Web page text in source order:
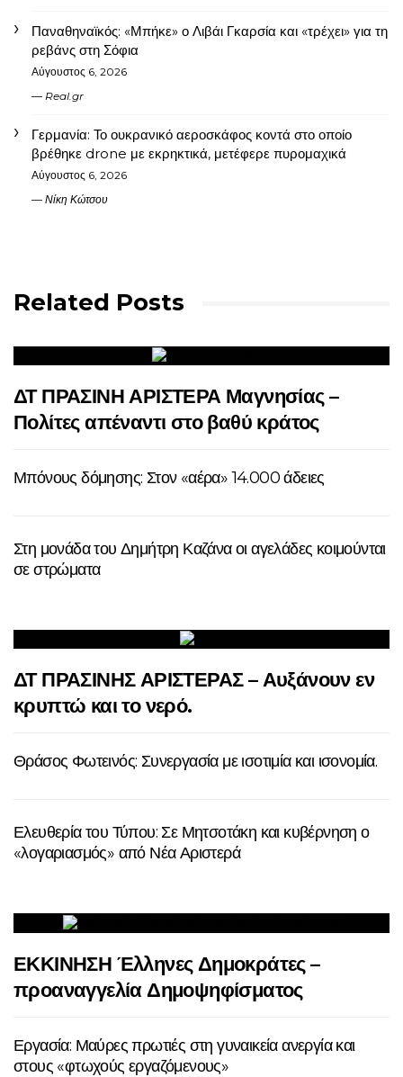
Παναθηναϊκός: «Μπήκε» ο Λιβάι Γκαρσία και «τρέχει» για τη
ρεβάνς στη Σόφια
Αύγουστος 6, 2026
Real.gr
Γερμανία: Το ουκρανικό αεροσκάφος κοντά στο οποίο
βρέθηκε drone με εκρηκτικά, μετέφερε πυρομαχικά
Αύγουστος 6, 2026
Νίκη Κώτσου
Related Posts
ΔΤ ΠΡΑΣΙΝΗ ΑΡΙΣΤΕΡΑ Μαγνησίας –
Πολίτες απέναντι στο βαθύ κράτος
Μπόνους δόμησης: Στον «αέρα» 14.000 άδειες
Στη μονάδα του Δημήτρη Καζάνα οι αγελάδες κοιμούνται
σε στρώματα
ΔΤ ΠΡΑΣΙΝΗΣ ΑΡΙΣΤΕΡΑΣ – Αυξάνουν εν
κρυπτώ και το νερό.
Θράσος Φωτεινός: Συνεργασία με ισοτιμία και ισονομία.
Ελευθερία του Τύπου: Σε Μητσοτάκη και κυβέρνηση ο
«λογαριασμός» από Νέα Αριστερά
ΕΚΚΙΝΗΣΗ Έλληνες Δημοκράτες –
προαναγγελία Δημοψηφίσματος
Εργασία: Μαύρες πρωτιές στη γυναικεία ανεργία και
στους «φτωχούς εργαζόμενους»